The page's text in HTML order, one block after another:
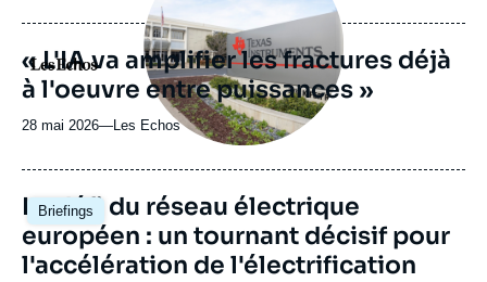
journal,
revue
ou
émission
Logo
« L'IA va amplifier les fractures déjà
à l'oeuvre entre puissances »
28 mai 2026—Nom
journal,
ou
émission
Les Echos
Briefings
Image
principale
Le défi du réseau électrique
européen : un tournant décisif pour
l'accélération de l'électrification